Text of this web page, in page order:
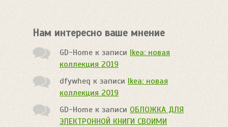
Нам интересно ваше мнение
GD-Homeк записи Ikea: новая
коллекция 2019
dfywheq к записиIkea: новая
коллекция 2019
GD-Homeк записи ОБЛОЖКА ДЛЯ
ЭЛЕКТРОННОЙ КНИГИ СВОИМИ